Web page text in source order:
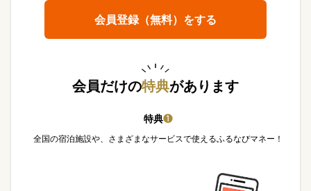
会員登録（無料）をする
会員だけの特典があります
特典❶
全国の宿泊施設や、さまざまなサービスで使えるふるなびマネー！